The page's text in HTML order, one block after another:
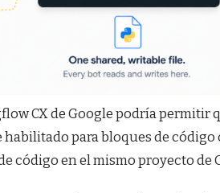
CX de Google podría permitir
para bloques de
código en el mismo proyecto de